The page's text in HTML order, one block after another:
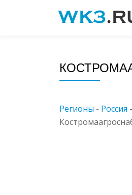
Регионы - Россия -